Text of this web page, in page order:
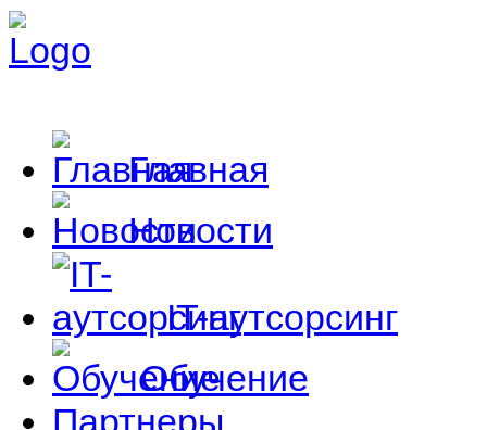
Главная
Новости
IT-аутсорсинг
Обучение
Партнеры